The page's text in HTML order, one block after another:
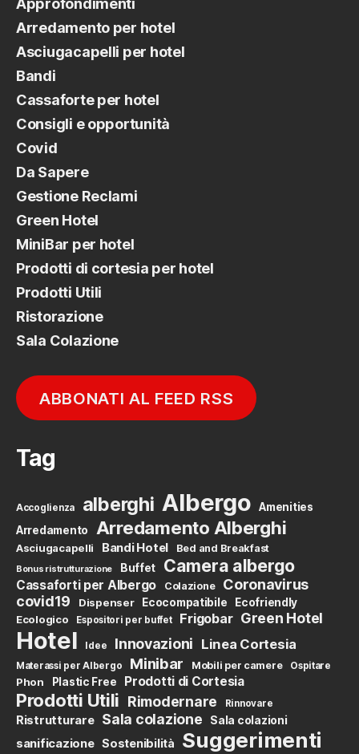
Approfondimenti
Arredamento per hotel
Asciugacapelli per hotel
Bandi
Cassaforte per hotel
Consigli e opportunità
Covid
Da Sapere
Gestione Reclami
Green Hotel
MiniBar per hotel
Prodotti di cortesia per hotel
Prodotti Utili
Ristorazione
Sala Colazione
ABBONATI AL FEED RSS
Tag
Accoglienza alberghi Albergo
Amenities
Arredamento
Arredamento Alberghi
Asciugacapelli Bandi Hotel Bed and Breakfast
Bonus ristrutturazione Buffet Camera albergo
Cassaforti per Albergo Colazione
Coronavirus
covid19
Dispenser Ecocompatibile
Ecofriendly
Ecologico
Espositori per buffet Frigobar Green Hotel
Hotel Idee Innovazioni Linea Cortesia
Materassi per Albergo Minibar Mobili per camere Ospitare
Phon Plastic Free Prodotti di Cortesia
Prodotti Utili Rimodernare Rinnovare
Ristrutturare Sala colazione Sala colazioni
sanificazione Sostenibilità Suggerimenti